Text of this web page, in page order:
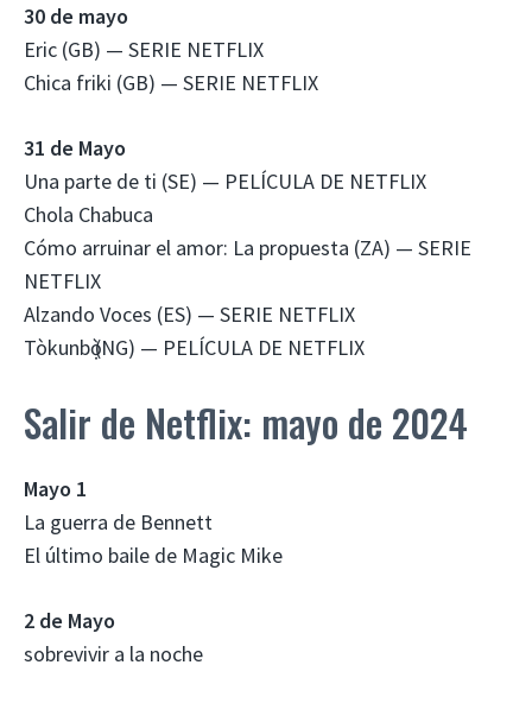
30 de mayo
Eric (GB) — SERIE NETFLIX
Chica friki (GB) — SERIE NETFLIX
31 de Mayo
Una parte de ti (SE) — PELÍCULA DE NETFLIX
Chola Chabuca
Cómo arruinar el amor: La propuesta (ZA) — SERIE
NETFLIX
Alzando Voces (ES) — SERIE NETFLIX
Tòkunbọ̀ (NG) — PELÍCULA DE NETFLIX
Salir de Netflix: mayo de 2024
Mayo 1
La guerra de Bennett
El último baile de Magic Mike
2 de Mayo
sobrevivir a la noche